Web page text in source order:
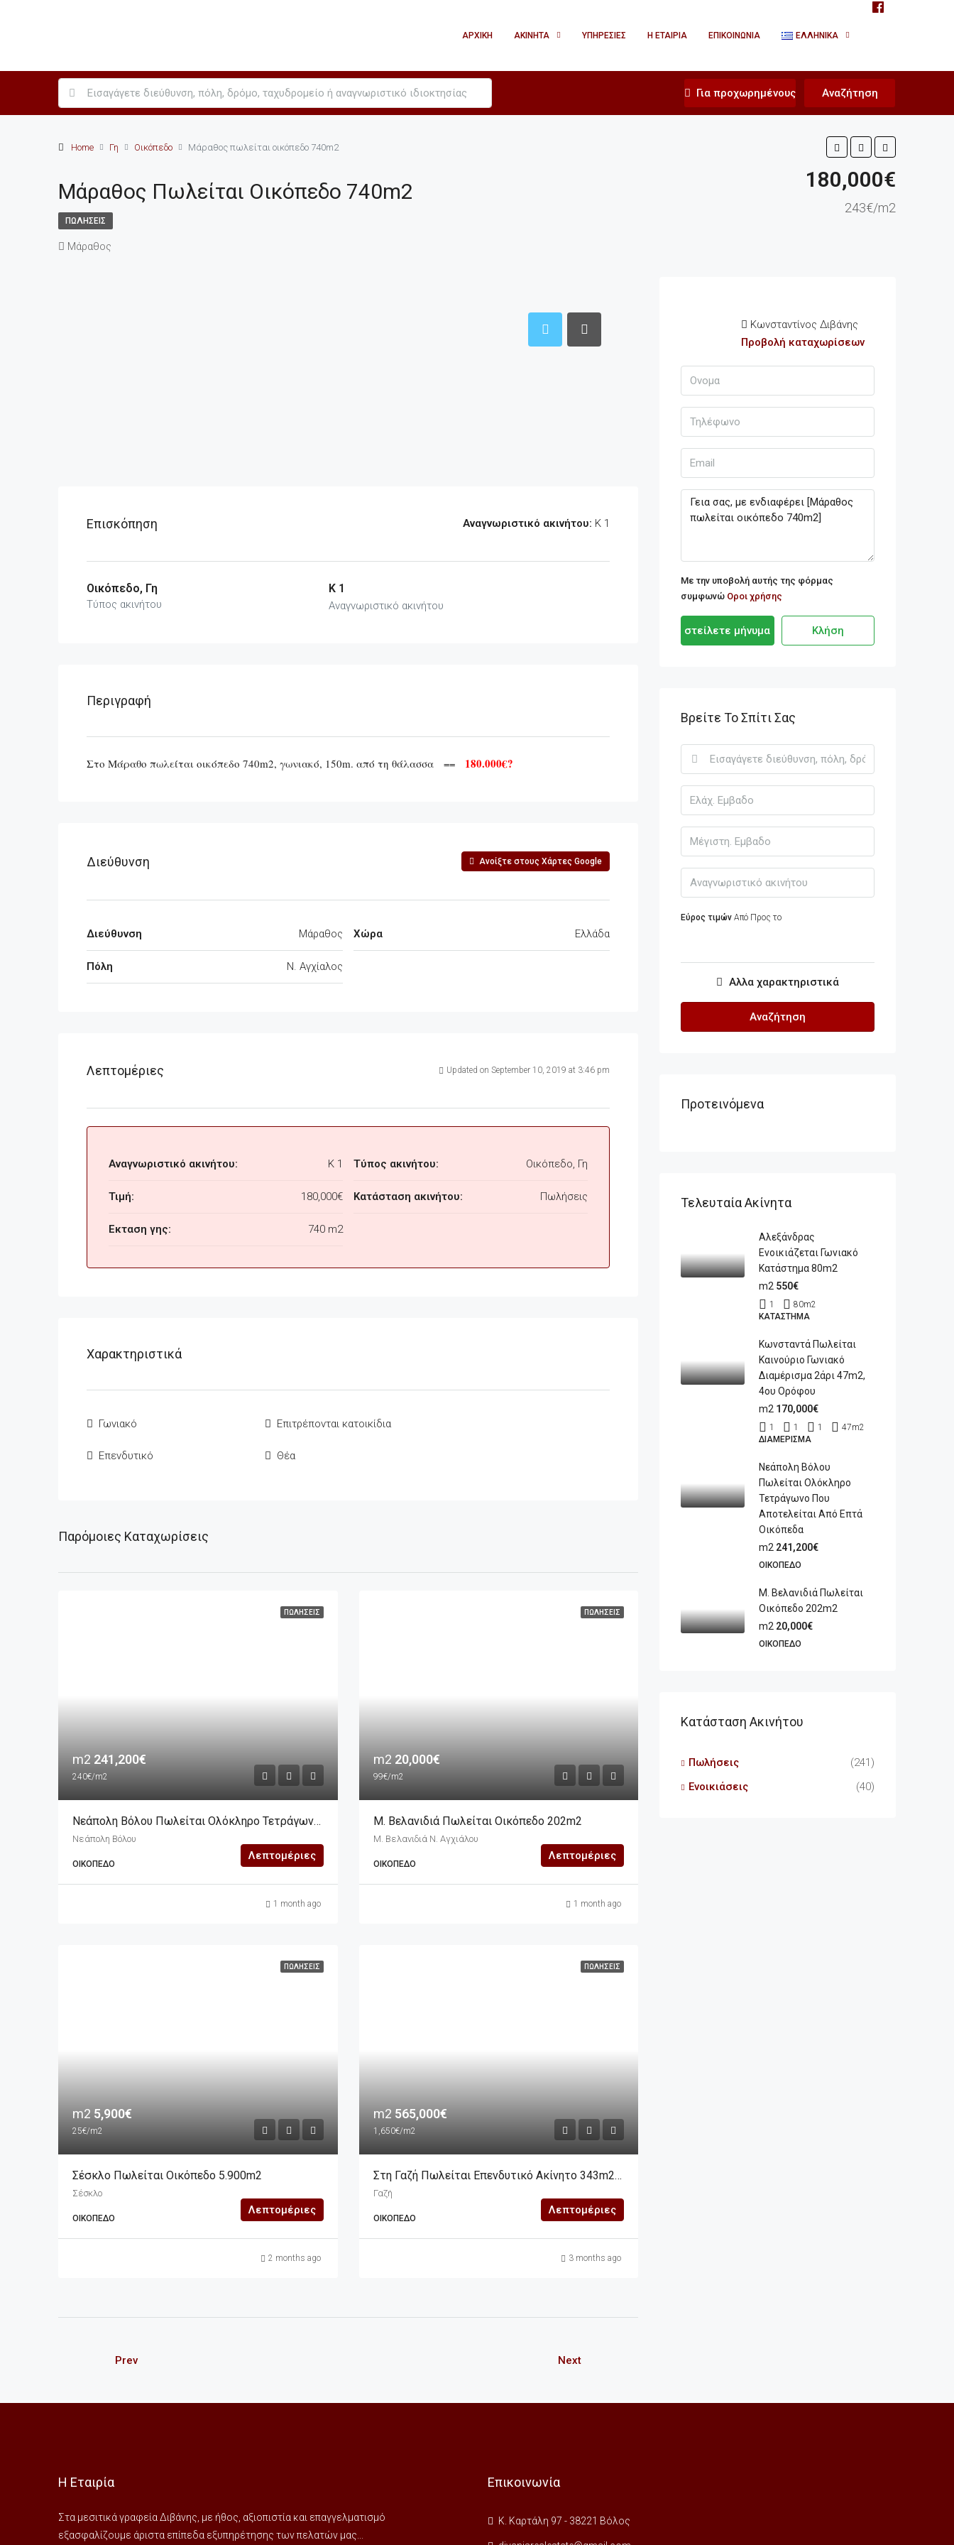
ΑΡΧΙΚΉ ΑΚΊΝΗΤΑ ΥΠΗΡΕΣΊΕΣ Η ΕΤΑΙΡΊΑ ΕΠΙΚΟΙΝΩΝΊΑ ΕΛΛΗΝΙΚΆ
Για προχωρημένους Αναζήτηση
Home Γη Οικόπεδο Μάραθος πωλείται οικόπεδο 740m2
Μάραθος Πωλείται Οικόπεδο 740m2 180,000€
243€/m2
ΠΩΛΉΣΕΙΣ
Μάραθος
Επισκόπηση Αναγνωριστικό ακινήτου: K 1
Οικόπεδο, Γη
Τύπος ακινήτου
K 1
Αναγνωριστικό ακινήτου
Περιγραφή
Στο Μάραθο πωλείται οικόπεδο 740m2, γωνιακό, 150m. από τη θάλασσα == 180.000€?
Διεύθυνση Ανοίξτε στους Χάρτες Google
Διεύθυνση Μάραθος
Πόλη Ν. Αγχίαλος
Χώρα Ελλάδα
Λεπτομέριες Updated on September 10, 2019 at 3:46 pm
Αναγνωριστικό ακινήτου: K 1
Τιμή: 180,000€
Εκταση γης: 740 m2
Τύπος ακινήτου: Οικόπεδο, Γη
Κατάσταση ακινήτου: Πωλήσεις
Χαρακτηριστικά
Γωνιακό
Επενδυτικό
Επιτρέπονται κατοικίδια
Θέα
Παρόμοιες Καταχωρίσεις
ΠΩΛΉΣΕΙΣ
m2 241,200€
240€/m2
Νεάπολη Βόλου Πωλείται Ολόκληρο Τετράγωνο Που Αποτελείται Από Επτά Οικόπεδα
Νεάπολη Βόλου
ΟΙΚΌΠΕΔΟ
Λεπτομέριες
1 month ago
ΠΩΛΉΣΕΙΣ
m2 20,000€
99€/m2
Μ. Βελανιδιά Πωλείται Οικόπεδο 202m2
Μ. Βελανιδιά Ν. Αγχιάλου
ΟΙΚΌΠΕΔΟ
Λεπτομέριες
1 month ago
ΠΩΛΉΣΕΙΣ
m2 5,900€
25€/m2
Σέσκλο Πωλείται Οικόπεδο 5.900m2
Σέσκλο
ΟΙΚΌΠΕΔΟ
Λεπτομέριες
2 months ago
ΠΩΛΉΣΕΙΣ
m2 565,000€
1,650€/m2
Στη Γαζή Πωλείται Επενδυτικό Ακίνητο 343m2 (οικόπεδο), Διαμπερές
Γαζή
ΟΙΚΌΠΕΔΟ
Λεπτομέριες
3 months ago
Prev Next
Κωνσταντίνος Διβάνης
Προβολή καταχωρίσεων
Με την υποβολή αυτής της φόρμας
συμφωνώ Οροι χρήσης
στείλετε μήνυμα Κλήση
Βρείτε Το Σπίτι Σας
Εύρος τιμών Από Προς το
Αλλα χαρακτηριστικά
Αναζήτηση
Προτεινόμενα
Τελευταία Ακίνητα
Αλεξάνδρας
Ενοικιάζεται Γωνιακό
Κατάστημα 80m2
m2 550€
1 80m2
ΚΑΤΆΣΤΗΜΑ
Κωνσταντά Πωλείται
Καινούριο Γωνιακό
Διαμέρισμα 2άρι 47m2,
4ου Ορόφου
m2 170,000€
1 1 1 47m2
ΔΙΑΜΈΡΙΣΜΑ
Νεάπολη Βόλου
Πωλείται Ολόκληρο
Τετράγωνο Που
Αποτελείται Από Επτά
Οικόπεδα
m2 241,200€
ΟΙΚΌΠΕΔΟ
Μ. Βελανιδιά Πωλείται
Οικόπεδο 202m2
m2 20,000€
ΟΙΚΌΠΕΔΟ
Κατάσταση Ακινήτου
Πωλήσεις
(241)
Ενοικιάσεις
(40)
Η Εταιρία
Στα μεσιτικά γραφεία Διβάνης, με ήθος, αξιοπιστία και επαγγελματισμό
εξασφαλίζουμε άριστα επίπεδα εξυπηρέτησης των πελατών μας...
Επικοινωνία
Κ. Καρτάλη 97 - 38221 Βόλος